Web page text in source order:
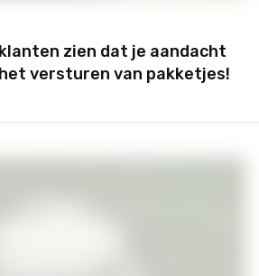
zien dat je aandacht
versturen van pakketjes!